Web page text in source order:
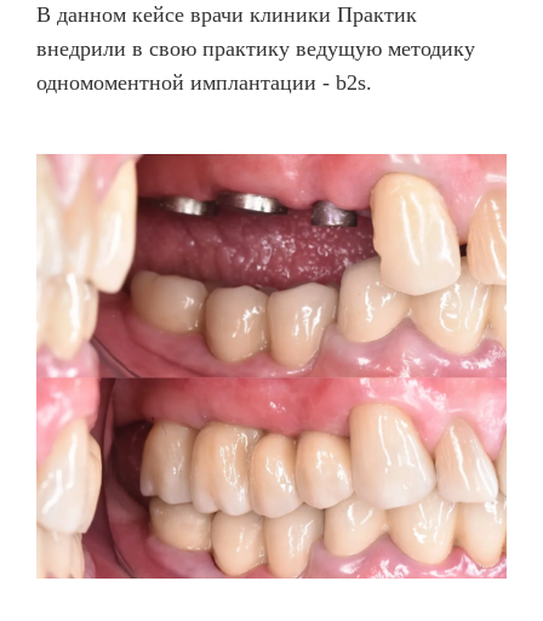
В данном кейсе врачи клиники Практик
внедрили в свою практику ведущую методику
одномоментной имплантации - b2s.